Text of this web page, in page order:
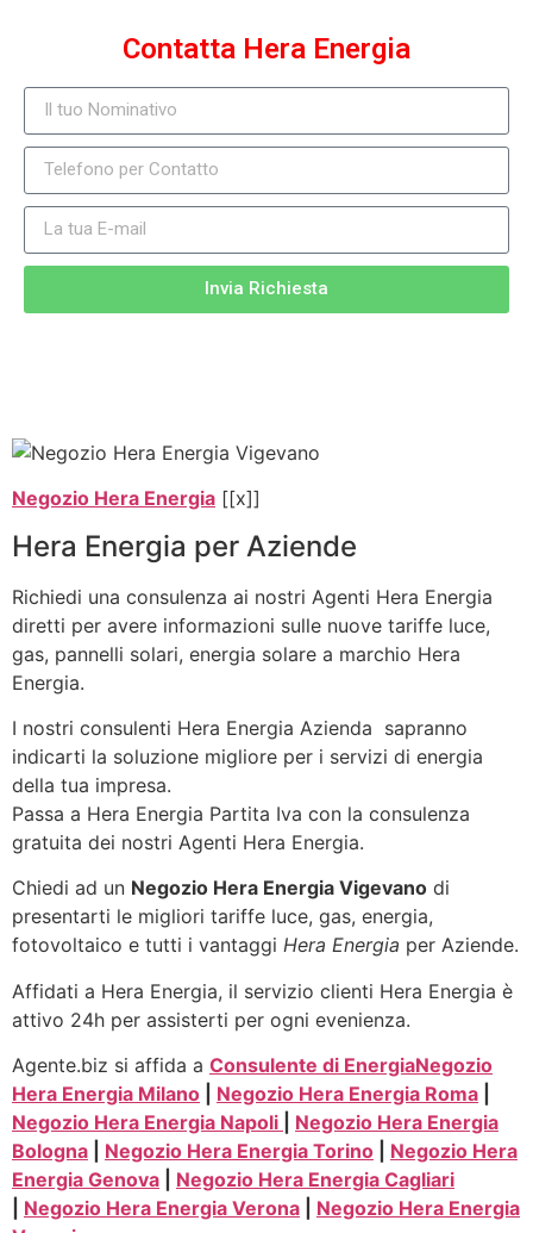
Contatta Hera Energia
Invia Richiesta
Negozio Hera Energia [[x]]
Hera Energia per Aziende
Richiedi una consulenza ai nostri Agenti Hera Energia
diretti per avere informazioni sulle nuove tariffe luce,
gas, pannelli solari, energia solare a marchio Hera
Energia.
I nostri consulenti Hera Energia Azienda sapranno
indicarti la soluzione migliore per i servizi di energia
della tua impresa.
Passa a Hera Energia Partita Iva con la consulenza
gratuita dei nostri Agenti Hera Energia.
Chiedi ad un Negozio Hera Energia Vigevano di
presentarti le migliori tariffe luce, gas, energia,
fotovoltaico e tutti i vantaggi Hera Energia per Aziende.
Affidati a Hera Energia, il servizio clienti Hera Energia è
attivo 24h per assisterti per ogni evenienza.
Agente.biz si affida a Consulente di EnergiaNegozio
Hera Energia Milano
Negozio Hera Energia Roma
Negozio Hera Energia Napoli
Negozio Hera Energia
Bologna
Negozio Hera Energia Torino
Negozio Hera
Energia Genova
Negozio Hera Energia Cagliari
Negozio Hera Energia Verona
Negozio Hera Energia